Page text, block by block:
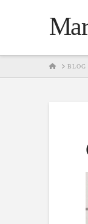
HOMEBLOG